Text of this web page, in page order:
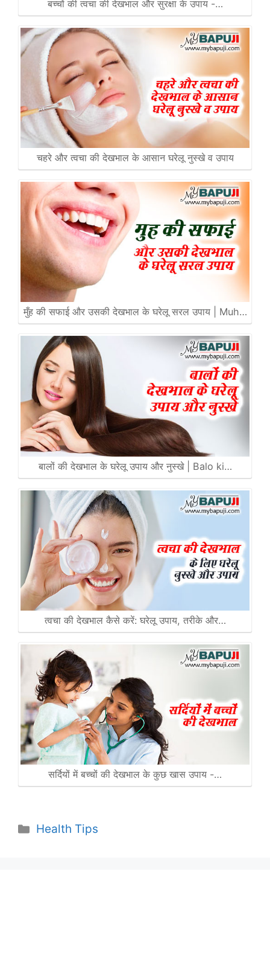
बच्चों की त्वचा की देखभाल और सुरक्षा के उपाय -…
चहरे और त्वचा की देखभाल के आसान घरेलू नुस्खे व उपाय
मुँह की सफाई और उसकी देखभाल के घरेलू सरल उपाय | Muh…
बालों की देखभाल के घरेलू उपाय और नुस्खे | Balo ki…
त्वचा की देखभाल कैसे करें: घरेलू उपाय, तरीके और…
सर्दियों में बच्चों की देखभाल के कुछ खास उपाय -…
Categories
Health Tips